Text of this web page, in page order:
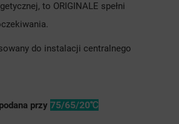
to ORIGINALE spełni
do instalacji centralnego
przy 75/65/20℃